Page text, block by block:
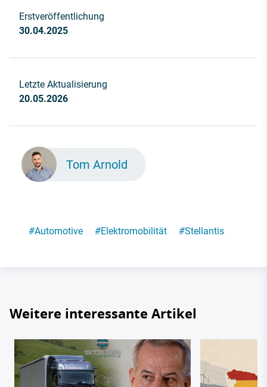
Erstveröffentlichung
30.04.2025
Letzte Aktualisierung
20.05.2026
Tom Arnold
#Automotive #Elektromobilität #Stellantis
Weitere interessante Artikel